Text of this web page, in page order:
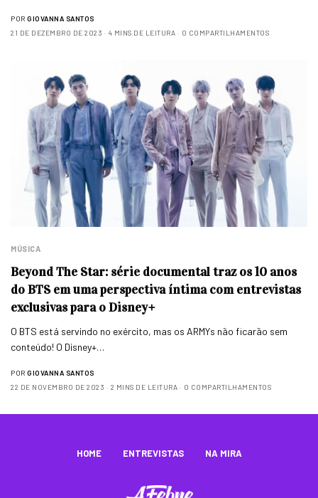
POR GIOVANNA SANTOS
21 DE DEZEMBRO DE 2023
4 MINS DE LEITURA 0 COMPARTILHAMENTOS
MÚSICA
Beyond The Star: série documental traz os 10 anos
do BTS em uma perspectiva íntima com entrevistas
exclusivas para o Disney+
O BTS está servindo no exército, mas os ARMYs não ficarão sem
conteúdo! O Disney+…
POR GIOVANNA SANTOS
22 DE NOVEMBRO DE 2023
2 MINS DE LEITURA 0 COMPARTILHAMENTOS
HOME ENTREVISTAS NA MIRA